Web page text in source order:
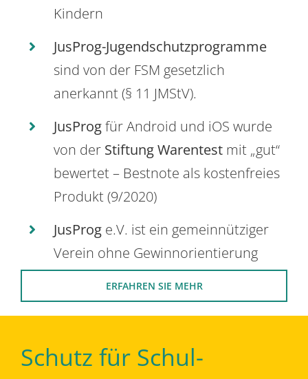
Kindern
JusProg-Jugendschutzprogramme
sind von der FSM gesetzlich
anerkannt (§ 11 JMStV).
JusProgfür Android und iOS wurde
von der Stiftung Warentest mit „gut“
bewertet – Bestnote als kostenfreies
Produkt (9/2020)
JusProg e.V. ist ein gemeinnütziger
Verein ohne Gewinnorientierung
ERFAHREN SIE MEHR
Schutz für Schul-